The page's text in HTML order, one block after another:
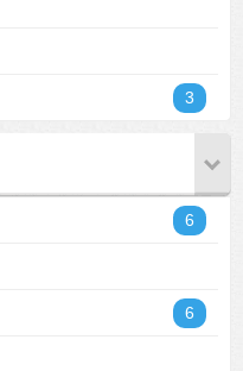
3
6
6